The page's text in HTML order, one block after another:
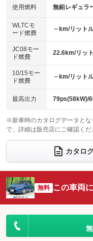
100V電源
：装備なし
センターデフロック
：装備なし
電動格納ミラー
：装備あり
バックカメラ
：装備なし
エアロ
：装備なし
：装備なし
パワーシート
ベンチシート
：装備なし
チップアップシート
：装備なし
：装備なし
ウォークスルー
：装備なし
電動リアゲート
：装備なし
サイドカメラ
：装備なし
：装備なし
使用燃料 無鉛レギュラ
WLTCモ
ード燃費
－km/リット
JC08モー
ド燃費
22.6km/リッ
10/15モー
ド燃費
－km/リット
最高出力 79ps(58kW)/
※新車時のカタログデータと
で、詳細は販売店にご確認くだ
カタロ
無料 この車両